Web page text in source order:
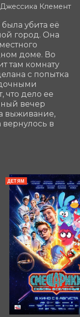
Клемент
убита её
город. Она
доме. Во
там комнату
с попытка
что дело ее
вечер
выживание,
вернулось в
ДЕТЯМ